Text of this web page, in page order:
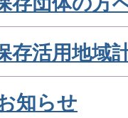
存活用地域
知らせ